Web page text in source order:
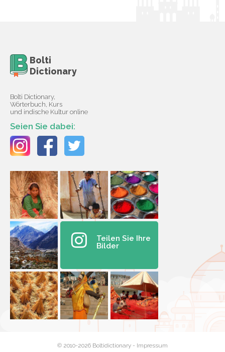
Bolti
Dictionary
Bolti Dictionary,
Wörterbuch, Kurs
und indische Kultur online
Seien Sie dabei:
Teilen Sie Ihre
Bilder
© 2010-2026 Boltidictionary - Impressum